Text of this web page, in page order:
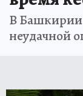
В Башкирии
неудачной